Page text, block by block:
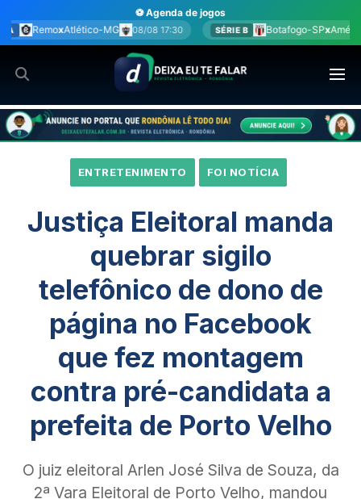
para
o
conteúdo
⚽ Agenda de jogos
08/08 17:30 SÉRIE B Botafogo-SP x América-MG 08/08 17:30
ENTRETENIMENTO FOI NOTÍCIA
Justiça Eleitoral manda
quebrar sigilo
telefônico de dono de
página no Facebook
que fez montagem
contra pré-candidata a
prefeita de Porto Velho
O juiz eleitoral Arlen José Silva de Souza, da
2ª Vara Eleitoral de Porto Velho, mandou